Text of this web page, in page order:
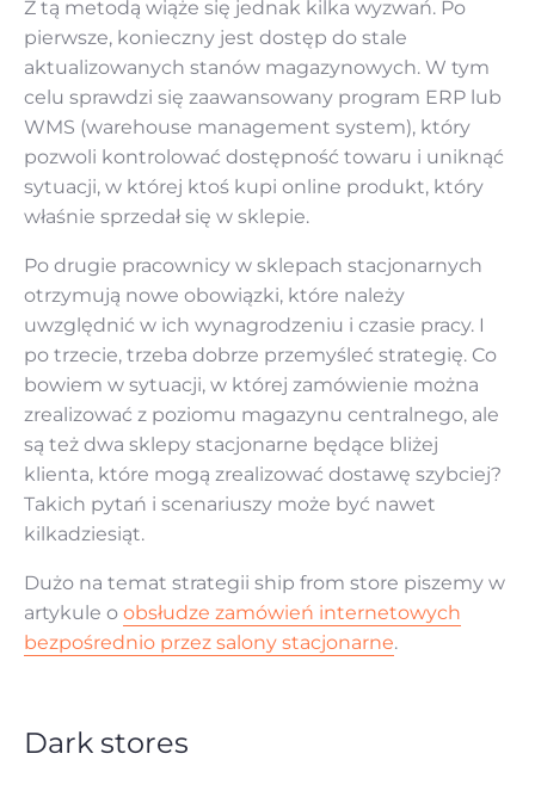
Z tą metodą wiąże się jednak kilka wyzwań. Po
pierwsze, konieczny jest dostęp do stale
aktualizowanych stanów magazynowych. W tym
celu sprawdzi się zaawansowany program ERP lub
WMS (warehouse management system), który
pozwoli kontrolować dostępność towaru i uniknąć
sytuacji, w której ktoś kupi online produkt, który
właśnie sprzedał się w sklepie.
Po drugie pracownicy w sklepach stacjonarnych
otrzymują nowe obowiązki, które należy
uwzględnić w ich wynagrodzeniu i czasie pracy. I
po trzecie, trzeba dobrze przemyśleć strategię. Co
bowiem w sytuacji, w której zamówienie można
zrealizować z poziomu magazynu centralnego, ale
są też dwa sklepy stacjonarne będące bliżej
klienta, które mogą zrealizować dostawę szybciej?
Takich pytań i scenariuszy może być nawet
kilkadziesiąt.‌‌
Dużo na temat strategii ship from store piszemy w
artykule o obsłudze zamówień internetowych
bezpośrednio przez salony stacjonarne.
Dark stores